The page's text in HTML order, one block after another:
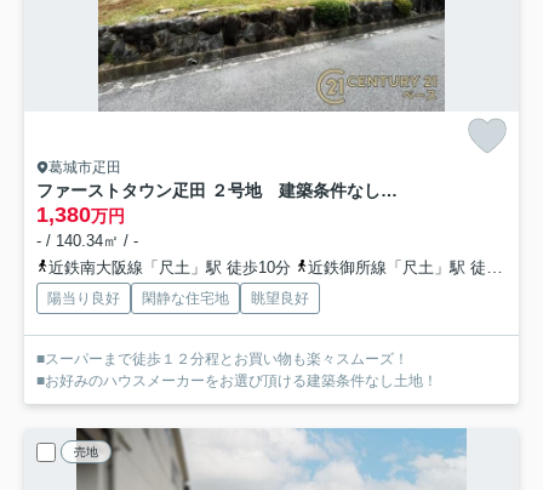
葛城市疋田
ファーストタウン疋田 ２号地 建築条件なし土地
1,380万円
- / 140.34㎡ / -
近鉄南大阪線「尺土」駅 徒歩10分
近鉄御所線「尺土」駅 徒歩10分
陽当り良好 閑静な住宅地 眺望良好
■スーパーまで徒歩１２分程とお買い物も楽々スムーズ！
■お好みのハウスメーカーをお選び頂ける建築条件なし土地！
売地